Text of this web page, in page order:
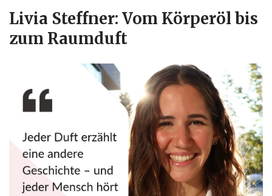
Livia Steffner: Vom Körperöl bis
zum Raumduft